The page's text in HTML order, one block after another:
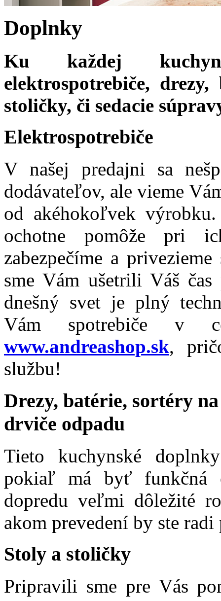
Doplnky
Ku každej
elektrospotrebiče,
stoličky, či sedacie
Elektrospotrebiče
V našej predajni sa
dodávateľov, ale vieme
od akéhokoľvek výrobku.
ochotne pomôže pri
zabezpečíme a
sme Vám ušetrili Váš
dnešný svet je plný
Vám spotrebiče v
www.andreashop.sk,
službu!
Drezy, batérie, sortéry
drviče odpadu
Tieto kuchynské
pokiaľ má byť funkčná
dopredu veľmi dôležité
akom prevedení by ste
Stoly a stoličky
Pripravili sme pre Vás